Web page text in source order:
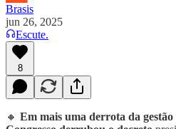
Brasis
jun 26, 2025
Escute.
8
🔸 Em mais uma derrota da